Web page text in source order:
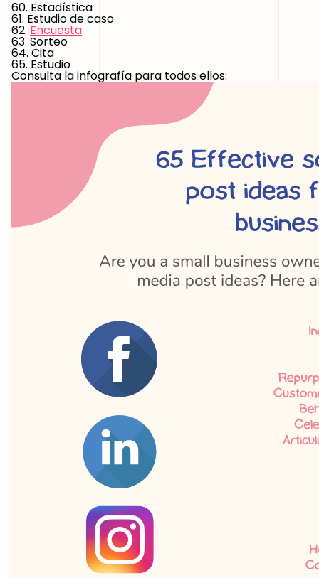
60. Estadística
61. Estudio de caso
62. Encuesta
63. Sorteo
64. Cita
65. Estudio
Consulta la infografía para todos ellos: